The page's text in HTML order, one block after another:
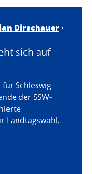
Dirschauer·
sich auf
Schleswig-
der SSW-
Landtagswahl,